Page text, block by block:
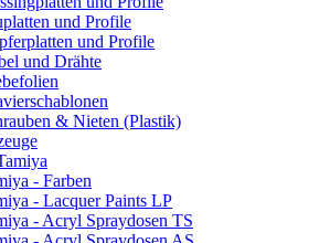
und Profile
und Profile
und Drähte
& Nieten (Plastik)
- Farben
- Lacquer Paints LP
- Acryl Spraydosen TS